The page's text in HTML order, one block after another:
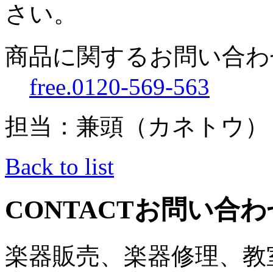
さい。
商品に関するお問い合
free.0120-569-563
担当：兼頭（カネトウ）
Back to list
CONTACTお問い合
楽器販売、楽器修理、